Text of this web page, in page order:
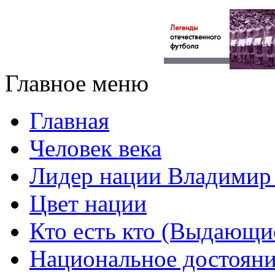
Главное меню
Главная
Человек века
Лидер нации
Цвет нации
Кто есть кто
Национальное